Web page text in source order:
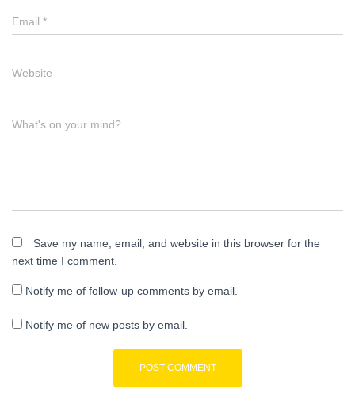
Email *
Website
What's on your mind?
Save my name, email, and website in this browser for the
next time I comment.
Notify me of follow-up comments by email.
Notify me of new posts by email.